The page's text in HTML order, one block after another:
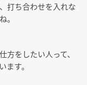
打ち合わせを入れな
。
方をしたい人って、
ます。